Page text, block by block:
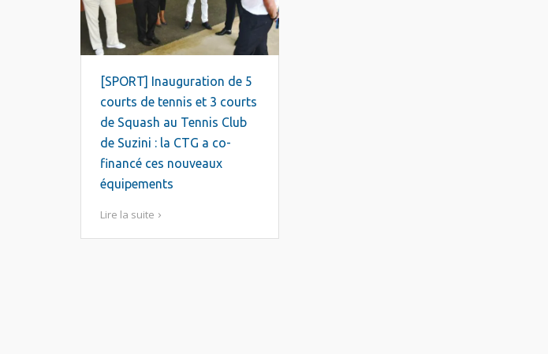
[SPORT] Inauguration de 5
courts de tennis et 3 courts
de Squash au Tennis Club
de Suzini : la CTG a co-
financé ces nouveaux
équipements
Lire la suite